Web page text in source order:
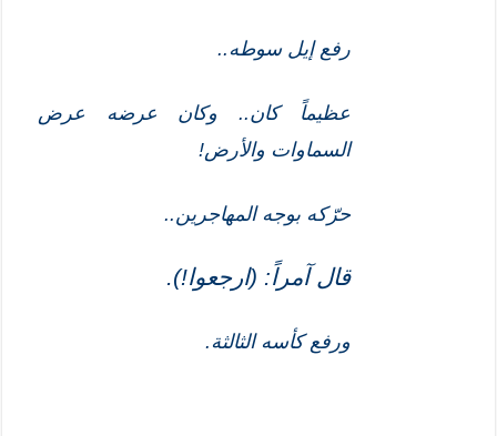
رفع إيل سوطه..
عظيماً كان.. وكان عرضه عرض
السماوات والأرض!
حرّكه بوجه المهاجرين..
قال آمراً: (ارجعوا!).
ورفع كأسه الثالثة.